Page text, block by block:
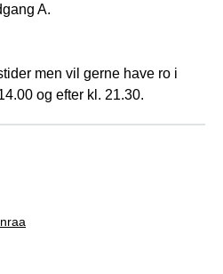
A.
men vil gerne have ro i
og efter kl. 21.30.